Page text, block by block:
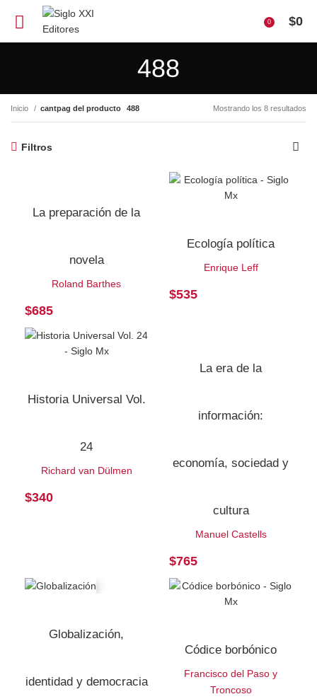
0 $0
488
Inicio cantpag del producto 488 Mostrando los 8 resultados
Filtros
La preparación de la
novela
Roland Barthes
$685
Ecología política
Enrique Leff
$535
Historia Universal Vol.
24
Richard van Dülmen
$340
La era de la
información:
economía, sociedad y
cultura
Manuel Castells
$765
Globalización,
identidad y democracia
Códice borbónico
Francisco del Paso y
Troncoso